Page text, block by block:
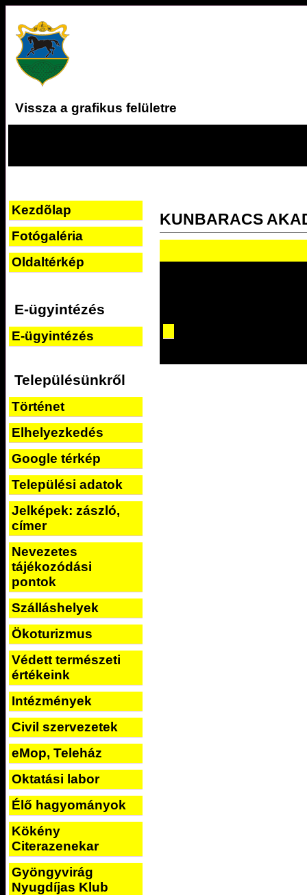
Vissza a grafikus felületre
Kezdõlap
Fotógaléria
Oldaltérkép
E-ügyintézés
E-ügyintézés
Településünkről
Történet
Elhelyezkedés
Google térkép
Települési adatok
Jelképek: zászló,
címer
Nevezetes
tájékozódási
pontok
Szálláshelyek
Ökoturizmus
Védett természeti
értékeink
Intézmények
Civil szervezetek
eMop, Teleház
Oktatási labor
Élő hagyományok
Kökény
Citerazenekar
Gyöngyvirág
Nyugdíjas Klub
KUNBARACS